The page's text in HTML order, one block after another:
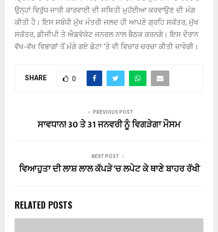
ਉਨ੍ਹਾਂ ਵਿਰੁੱਧ ਜਾਰੀ ਕਾਰਵਾਈ ਦੀ ਸਥਿਤੀ ਮੁਹੱਈਆ ਕਰਵਾਉਣ ਦੀ ਮੰਗ
ਕੀਤੀ ਹੈ। ਇਸ ਸਬੰਧੀ ਮੁੱਖ ਮੰਤਰੀ ਜਲਦ ਹੀ ਆਪਣੇ ਗ੍ਰਹਿ ਸਕੱਤਰ, ਮੁੱਖ
ਸਕੱਤਰ, ਡੀਜੀਪੀ ਤੇ ਐਡਵੋਕੇਟ ਜਨਰਲ ਨਾਲ ਬੈਠਕ ਕਰਨਗੇ। ਇਸ ਦੌਰਾਨ
ਵੱਖ-ਵੱਖ ਵਿਭਾਗਾਂ ਤੋਂ ਮੰਗੇ ਗਏ ਡੇਟਾ ‘ਤੇ ਵੀ ਵਿਚਾਰ ਚਰਚਾ ਕੀਤੀ ਜਾਵੇਗੀ।
SHARE 0
PREVIOUS POST
ਸਾਵਧਾਨ! 30 ਤੇ 31 ਜਨਵਰੀ ਨੂੰ ਵਿਗੜੇਗਾ ਮੌਸਮ
NEXT POST
ਵਿਆਹੁਤਾ ਦੀ ਲਾਸ਼ ਲਾਲ ਕੱਪੜੇ ‘ਚ ਲਪੇਟ ਕੇ ਥਾਣੇ ਬਾਹਰ ਰੱਖੀ
RELATED POSTS